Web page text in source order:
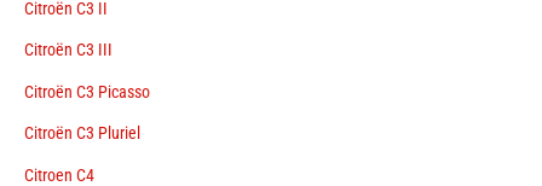
Citroën C3 II
Citroën C3 III
Citroën C3 Picasso
Citroën C3 Pluriel
Citroen C4